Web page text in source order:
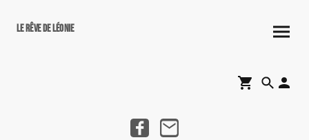
Le rêve de Léonie